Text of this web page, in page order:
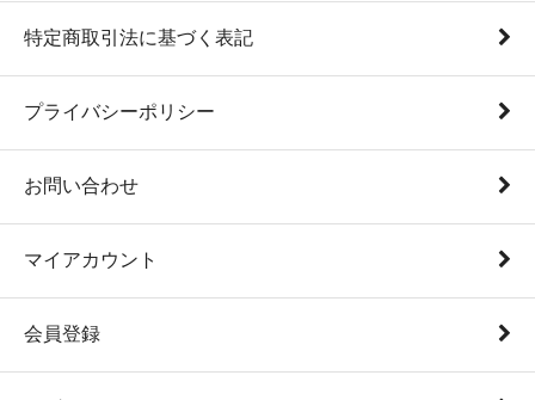
特定商取引法に基づく表記
プライバシーポリシー
お問い合わせ
マイアカウント
会員登録